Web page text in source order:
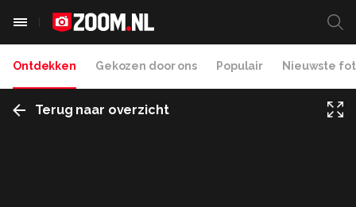
Ontdekken Gekozen door ons Populair Nieuwste
Terug naar overzicht